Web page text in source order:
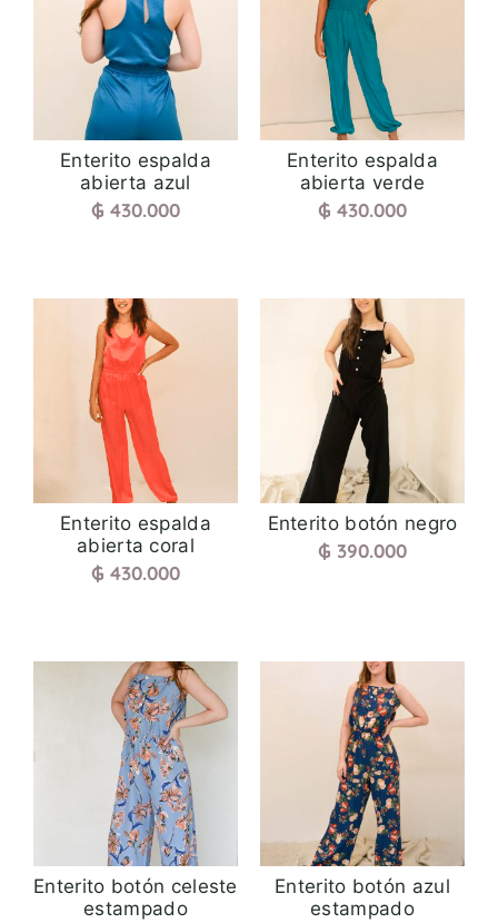
Enterito espalda
abierta azul
₲ 430.000
Enterito espalda
abierta verde
₲ 430.000
Enterito espalda
abierta coral
₲ 430.000
Enterito botón negro
₲ 390.000
Enterito botón celeste
estampado
Enterito botón azul
estampado